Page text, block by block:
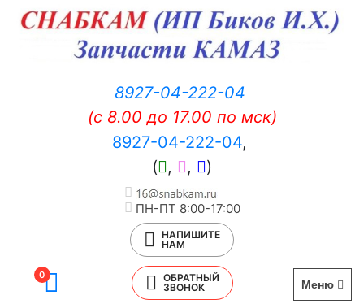
8927-04-222-04
(c 8.00 до 17.00 по мск)
8927-04-222-04,
(
, , )
ПН-ПТ 8:00-17:00
НАПИШИТЕ
НАМ
0
ОБРАТНЫЙ
ЗВОНОК
Меню